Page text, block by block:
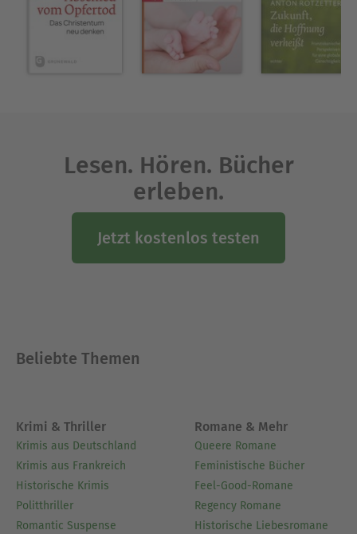
Lesen. Hören. Bücher
erleben.
Jetzt kostenlos testen
Beliebte Themen
Krimi & Thriller
Krimis aus Deutschland
Krimis aus Frankreich
Historische Krimis
Politthriller
Romantic Suspense
Romane & Mehr
Queere Romane
Feministische Bücher
Feel-Good-Romane
Regency Romane
Historische Liebesromane